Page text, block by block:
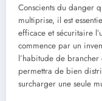
Conscients du danger
multiprise, il est
efficace et sécuritaire
commence par un
l’habitude de
permettra de bien
surcharger une seule